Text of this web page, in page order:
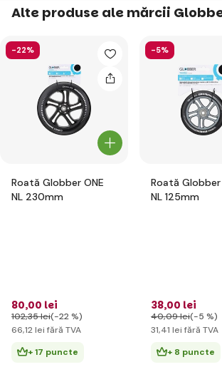
Alte produse ale mărcii
-22%
Roată Globber ONE
NL 230mm
80,00 lei
102,35 lei(-22 %)
66,12 lei fără TVA
+ 17 puncte
-5%
Roată Globber
NL 125mm
38,00 lei
40,09 lei(-5 %)
31,41 lei fără TVA
+ 8 puncte